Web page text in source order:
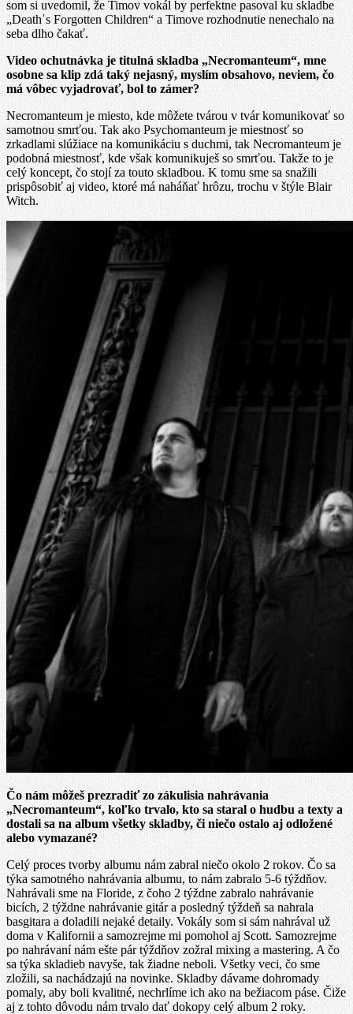
som si uvedomil, že Timov vokál by perfektne pasoval ku skladbe
„Deathˈs Forgotten Children“ a Timove rozhodnutie nenechalo na
seba dlho čakať.
Video ochutnávka je titulná skladba „Necromanteum“, mne
osobne sa klip zdá taký nejasný, myslím obsahovo, neviem, čo
má vôbec vyjadrovať, bol to zámer?
Necromanteum je miesto, kde môžete tvárou v tvár komunikovať so
samotnou smrťou. Tak ako Psychomanteum je miestnosť so
zrkadlami slúžiace na komunikáciu s duchmi, tak Necromanteum je
podobná miestnosť, kde však komunikuješ so smrťou. Takže to je
celý koncept, čo stojí za touto skladbou. K tomu sme sa snažili
prispôsobiť aj video, ktoré má naháňať hrôzu, trochu v štýle Blair
Witch.
Čo nám môžeš prezradiť zo zákulisia nahrávania
„Necromanteum“, koľko trvalo, kto sa staral o hudbu a texty a
dostali sa na album všetky skladby, či niečo ostalo aj odložené
alebo vymazané?
Celý proces tvorby albumu nám zabral niečo okolo 2 rokov. Čo sa
týka samotného nahrávania albumu, to nám zabralo 5-6 týždňov.
Nahrávali sme na Floride, z čoho 2 týždne zabralo nahrávanie
bicích, 2 týždne nahrávanie gitár a posledný týždeň sa nahrala
basgitara a doladili nejaké detaily. Vokály som si sám nahrával už
doma v Kalifornii a samozrejme mi pomohol aj Scott. Samozrejme
po nahrávaní nám ešte pár týždňov zožral mixing a mastering. A čo
sa týka skladieb navyše, tak žiadne neboli. Všetky veci, čo sme
zložili, sa nachádzajú na novinke. Skladby dávame dohromady
pomaly, aby boli kvalitné, nechrlíme ich ako na bežiacom páse. Čiže
aj z tohto dôvodu nám trvalo dať dokopy celý album 2 roky.